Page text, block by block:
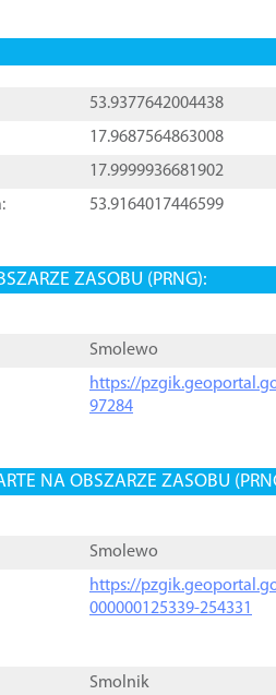
53.9377642004438
17.9687564863008
17.9999936681902
53.9164017446599
ZASOBU (PRNG):
Smolewo
https://
97284
NA OBSZARZE ZASOBU
Smolewo
https://
000000125339-254331
Smolnik